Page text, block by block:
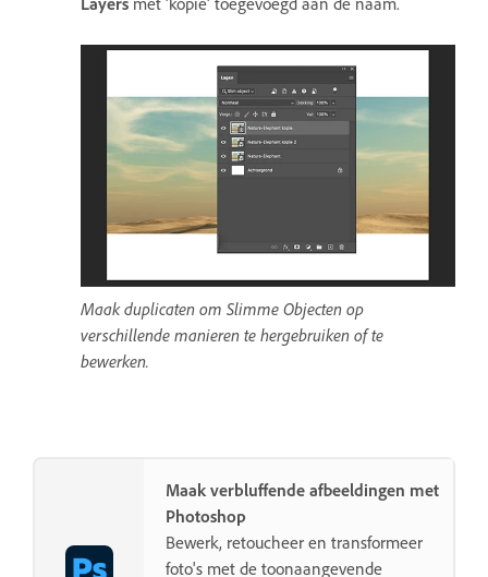
Maak duplicaten om Slimme Objecten op
verschillende manieren te hergebruiken of te
bewerken.
Maak verbluffende afbeeldingen met
Photoshop
Bewerk, retoucheer en transformeer
foto's met de toonaangevende